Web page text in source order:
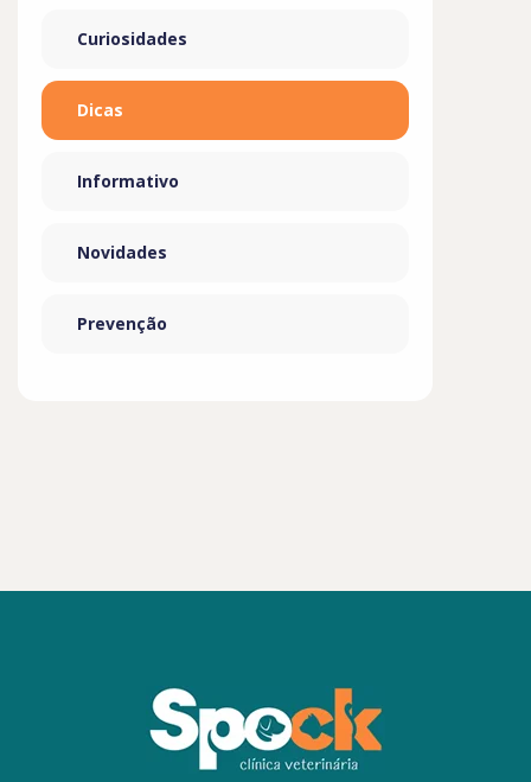
Curiosidades
Dicas
Informativo
Novidades
Prevenção